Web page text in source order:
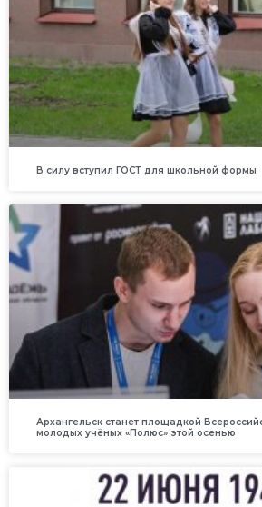
В силу вступил ГОСТ для школьной формы
Архангельск станет площадкой
молодых учёных «Полюс» этой осенью